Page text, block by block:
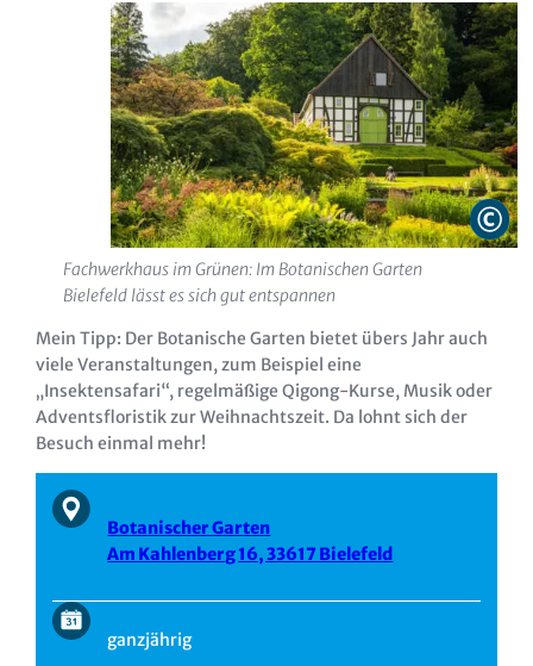
Fachwerkhaus im Grünen: Im Botanischen Garten
Bielefeld lässt es sich gut entspannen
Mein Tipp: Der Botanische Garten bietet übers Jahr auch
viele Veranstaltungen, zum Beispiel eine
„Insektensafari“, regelmäßige Qigong-Kurse, Musik oder
Adventsfloristik zur Weihnachtszeit. Da lohnt sich der
Besuch einmal mehr!
Botanischer Garten
Am Kahlenberg 16, 33617 Bielefeld
ganzjährig